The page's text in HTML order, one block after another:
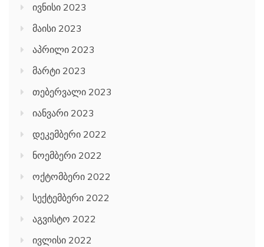
ივნისი 2023
მაისი 2023
აპრილი 2023
მარტი 2023
თებერვალი 2023
იანვარი 2023
დეკემბერი 2022
ნოემბერი 2022
ოქტომბერი 2022
სექტემბერი 2022
აგვისტო 2022
ივლისი 2022